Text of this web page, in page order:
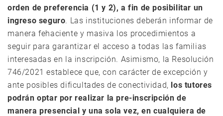
orden de preferencia (1 y 2), a fin de posibilitar un
ingreso seguro. Las instituciones deberán informar de
manera fehaciente y masiva los procedimientos a
seguir para garantizar el acceso a todas las familias
interesadas en la inscripción. Asimismo, la Resolución
746/2021 establece que, con carácter de excepción y
ante posibles dificultades de conectividad, los tutores
podrán optar por realizar la pre-inscripción de
manera presencial y una sola vez, en cualquiera de